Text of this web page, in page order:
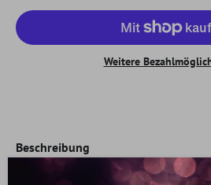
Weitere
Beschreibung